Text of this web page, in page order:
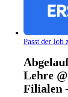
Passt der Job
Lehre
Filialen